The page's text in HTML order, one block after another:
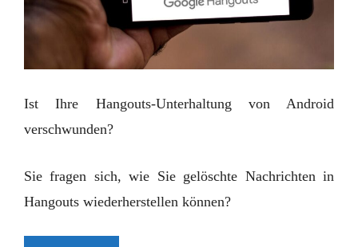
Ist Ihre Hangouts-Unterhaltung von Android
verschwunden?
Sie fragen sich, wie Sie gelöschte Nachrichten in
Hangouts wiederherstellen können?